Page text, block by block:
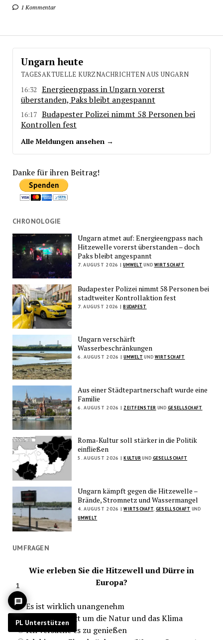
1 Kommentar
Ungarn heute
TAGESAKTUELLE KURZNACHRICHTEN AUS UNGARN
16:32
Energieengpass in Ungarn vorerst
überstanden, Paks bleibt angespannt
16:17 Budapester Polizei nimmt 58 Personen bei
Kontrollen fest
Alle Meldungen ansehen →
Danke für ihren Beitrag!
CHRONOLOGIE
Ungarn atmet auf: Energieengpass nach
Hitzewelle vorerst überstanden – doch
Paks bleibt angespannt
7. AUGUST 2026 | UMWELT UND WIRTSCHAFT
Budapester Polizei nimmt 58 Personen bei
stadtweiter Kontrollaktion fest
7. AUGUST 2026 | BUDAPEST
Ungarn verschärft
Wasserbeschränkungen
6. AUGUST 2026 | UMWELT UND WIRTSCHAFT
Aus einer Städtepartnerschaft wurde eine
Familie
6. AUGUST 2026 | ZEITFENSTER UNDGESELLSCHAFT
Roma-Kultur soll stärker in die Politik
einfließen
5. AUGUST 2026 | KULTURUND GESELLSCHAFT
Ungarn kämpft gegen die Hitzewelle –
Brände, Stromnetz und Wassermangel
4. AUGUST 2026 | WIRTSCHAFT GESELLSCHAFT UND
UMWELT
UMFRAGEN
Wie erleben Sie die Hitzewell und Dürre in
Europa?
Es ist wirklich unangenehm
Ich bin besorgt um die Natur und das Klima
Ich versuche es zu genießen
1
PL Unterstützen